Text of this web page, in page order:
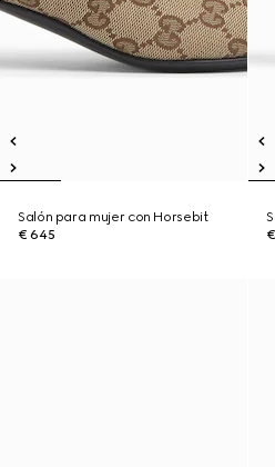
Salón para mujer con Horsebit
€ 645